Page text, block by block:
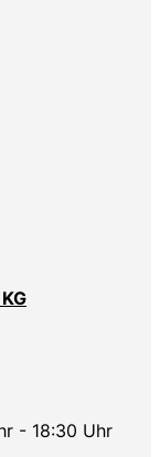
- 18:30 Uhr